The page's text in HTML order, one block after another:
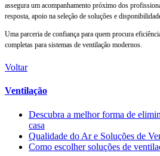
assegura um acompanhamento próximo dos
resposta, apoio na seleção de soluções e
Uma parceria de confiança para quem procura
completas para sistemas de ventilação modernos.
Voltar
Ventilação
Descubra a melhor forma de
casa
Qualidade do Ar e Soluções de
Como escolher soluções de